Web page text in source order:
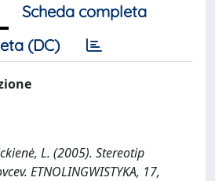
Scheda completa
(DC)
L. (2005). Stereotip
ETNOLINGWISTYKA, 17,